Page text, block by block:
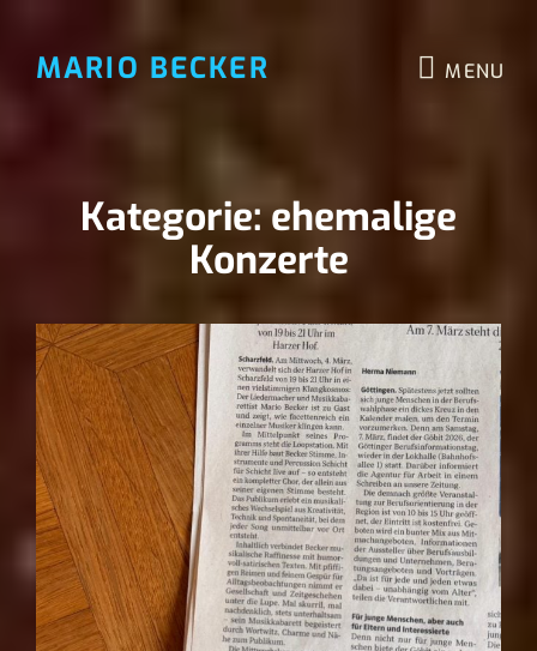
MARIO BECKER MENU
Kategorie:ehemalige
Konzerte